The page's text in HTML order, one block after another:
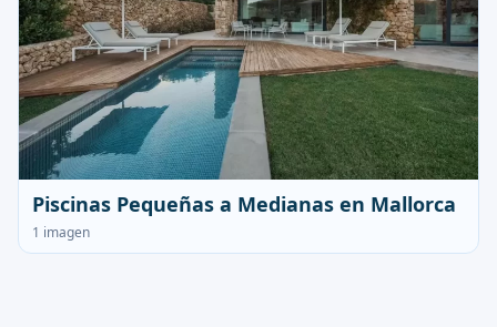
Piscinas Pequeñas a Medianas en Mallorca
1 imagen